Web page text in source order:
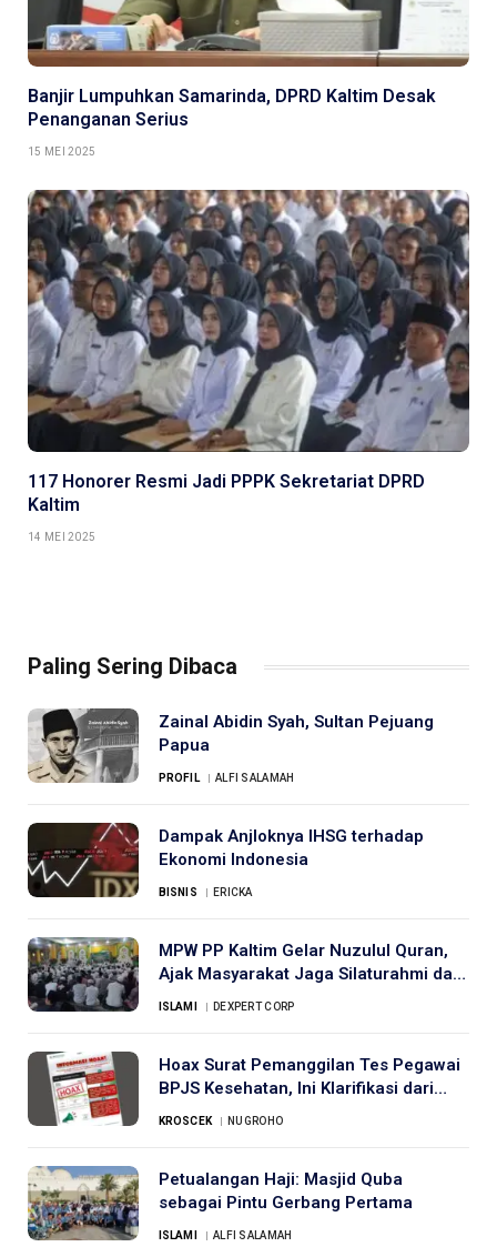
Banjir Lumpuhkan Samarinda, DPRD Kaltim Desak
Penanganan Serius
15 MEI 2025
117 Honorer Resmi Jadi PPPK Sekretariat DPRD
Kaltim
14 MEI 2025
Paling Sering Dibaca
Zainal Abidin Syah, Sultan Pejuang
Papua
PROFIL ALFI SALAMAH
Dampak Anjloknya IHSG terhadap
Ekonomi Indonesia
BISNIS ERICKA
MPW PP Kaltim Gelar Nuzulul Quran,
Ajak Masyarakat Jaga Silaturahmi dan
Peduli Sesama
ISLAMI DEXPERT CORP
Hoax Surat Pemanggilan Tes Pegawai
BPJS Kesehatan, Ini Klarifikasi dari
Munaqib
KROSCEK NUGROHO
Petualangan Haji: Masjid Quba
sebagai Pintu Gerbang Pertama
ISLAMI ALFI SALAMAH